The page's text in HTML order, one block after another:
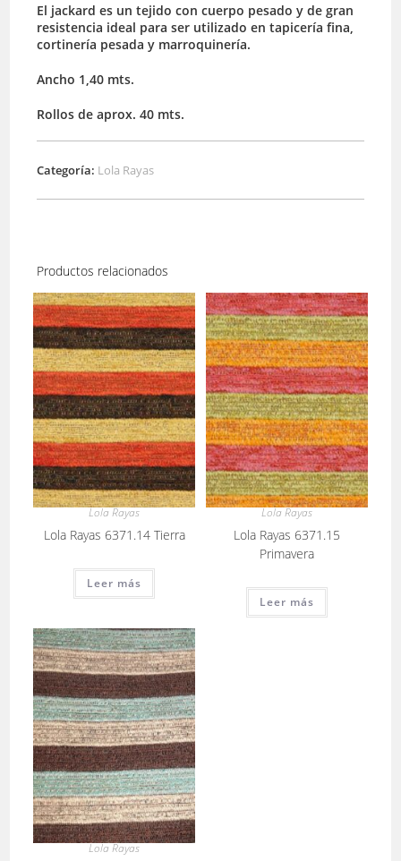
El jackard es un tejido con cuerpo pesado y de gran
resistencia ideal para ser utilizado en tapicería fina,
cortinería pesada y marroquinería.
Ancho 1,40 mts.
Rollos de aprox. 40 mts.
Categoría: Lola Rayas
Productos relacionados
Lola Rayas
Lola Rayas 6371.14 Tierra
Leer más
Lola Rayas
Lola Rayas 6371.15
Primavera
Leer más
Lola Rayas